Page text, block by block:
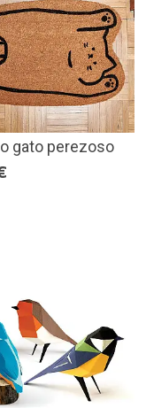
gato perezoso